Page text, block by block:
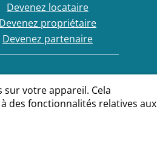
Devenez locataire
Devenez propriétaire
Devenez partenaire
d'utilisation
sur votre appareil. Cela
des fonctionnalités relatives aux